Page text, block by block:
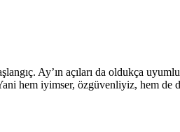
Ay’ın açıları da oldukça
hem iyimser, özgüvenliyiz, hem